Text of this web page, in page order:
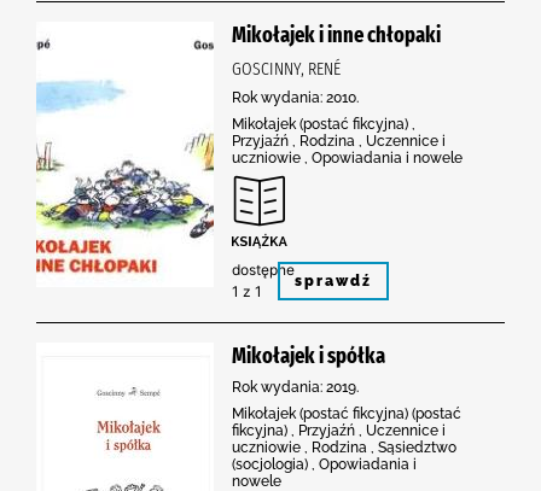
Mikołajek i inne chłopaki
GOSCINNY, RENÉ
Rok wydania: 2010.
Mikołajek (postać fikcyjna) ,
Przyjaźń , Rodzina , Uczennice i
uczniowie , Opowiadania i nowele
dostępne
1 z 1
sprawdź
Mikołajek i spółka
Rok wydania: 2019.
Mikołajek (postać fikcyjna) (postać
fikcyjna) , Przyjaźń , Uczennice i
uczniowie , Rodzina , Sąsiedztwo
(socjologia) , Opowiadania i
nowele